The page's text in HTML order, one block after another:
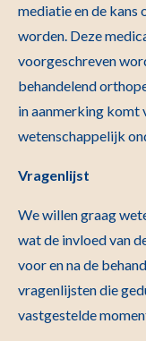
mediatie en de
worden. Deze
voorgeschreven
behandelend
in aanmerking komt
wetenschappelijk
Vragenlijst
We willen graag
wat de invloed van
voor en na de
vragenlijsten die
vastgestelde